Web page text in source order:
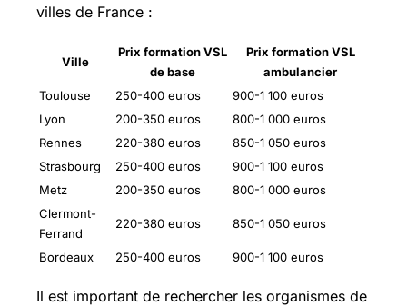
villes de France :
Ville
Prix formation VSL
de base
Prix formation VSL
ambulancier
Toulouse
250-400 euros
900-1 100 euros
Lyon
200-350 euros
800-1 000 euros
Rennes
220-380 euros
850-1 050 euros
Strasbourg
250-400 euros
900-1 100 euros
Metz
200-350 euros
800-1 000 euros
Clermont-
Ferrand
220-380 euros 850-1 050 euros
Bordeaux 250-400 euros 900-1 100 euros
Il est important de rechercher les organismes de